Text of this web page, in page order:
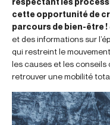
cette opportunité de
parcours de bien-être !
et des informations sur
qui restreint le
les causes et les conseils
retrouver une mobilité